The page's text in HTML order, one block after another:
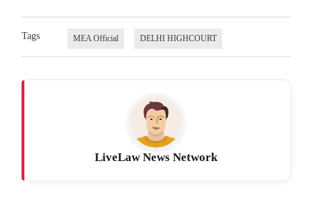
Tags MEA Official DELHI HIGHCOURT
LiveLaw News Network